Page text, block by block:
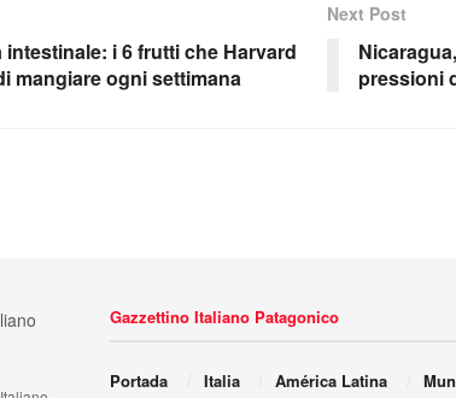
intestinale: i 6 frutti che Harvard
mangiare ogni settimana
Next Post
pressioni
Gazzettino Italiano Patagonico
Portada Italia América Latina